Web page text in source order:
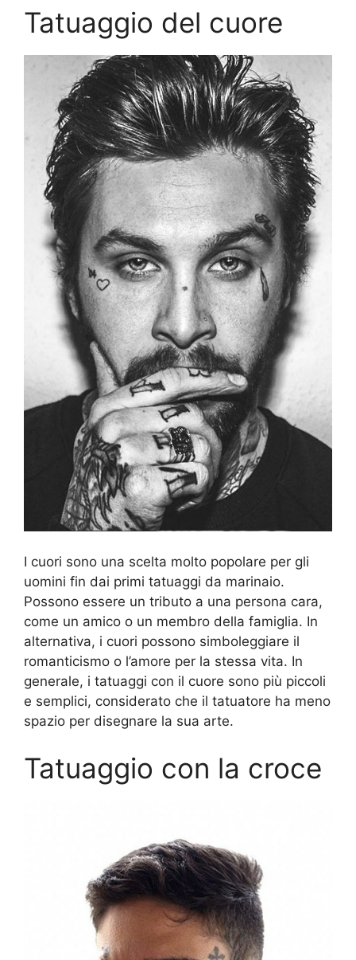
Tatuaggio del cuore
I cuori sono una scelta molto popolare per gli
uomini fin dai primi tatuaggi da marinaio.
Possono essere un tributo a una persona cara,
come un amico o un membro della famiglia. In
alternativa, i cuori possono simboleggiare il
romanticismo o l’amore per la stessa vita. In
generale, i tatuaggi con il cuore sono più piccoli
e semplici, considerato che il tatuatore ha meno
spazio per disegnare la sua arte.
Tatuaggio con la croce